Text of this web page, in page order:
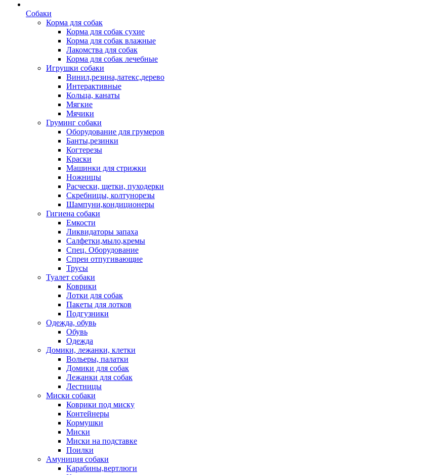
Собаки
Корма для собак
Корма для собак сухие
Корма для собак влажные
Лакомства для собак
Корма для собак лечебные
Игрушки собаки
Винил,резина,латекс,дерево
Интерактивные
Кольца, канаты
Мягкие
Мячики
Груминг собаки
Оборудование для грумеров
Банты,резинки
Когтерезы
Краски
Машинки для стрижки
Ножницы
Расчески, щетки, пуходерки
Скребницы, колтунорезы
Шампуни,кондиционеры
Гигиена собаки
Емкости
Ликвидаторы запаха
Салфетки,мыло,кремы
Спец. Оборудование
Спреи отпугивающие
Трусы
Туалет собаки
Коврики
Лотки для собак
Пакеты для лотков
Подгузники
Одежда, обувь
Обувь
Одежда
Домики, лежанки, клетки
Вольеры, палатки
Домики для собак
Лежанки для собак
Лестницы
Миски собаки
Коврики под миску
Контейнеры
Кормушки
Миски
Миски на подставке
Поилки
Амуниция собаки
Карабины,вертлюги